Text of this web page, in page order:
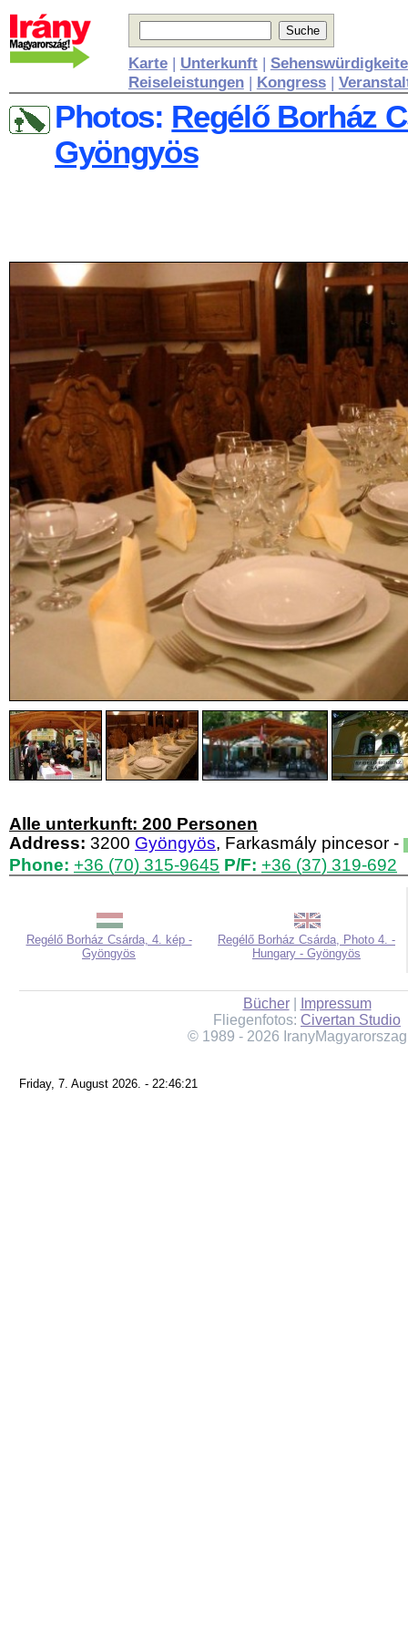
Karte| Unterkunft|
Reiseleistungen| Kongress|
Photos: Regélő Borház
Gyöngyös
Alle unterkunft: 200 Personen
Address: 3200 Gyöngyös, Farkasmály pincesor -
Phone: +36 (70) 315-9645 P/F: +36 (37) 319-692
Regélő Borház Csárda, 4. kép -
Gyöngyös
Regélő Borház Csárda, Photo 4. -
Hungary - Gyöngyös
Bücher|
Impressum
Fliegenfotos: Civertan Studio
© 1989 - 2026
Friday, 7. August 2026. - 22:46:21